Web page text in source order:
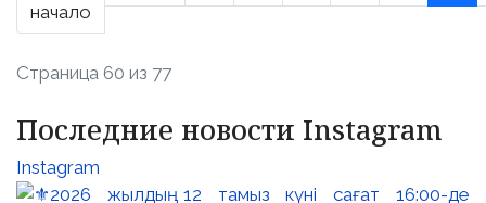
начало
Страница 60 из 77
Последние новости Instagram
Instagram